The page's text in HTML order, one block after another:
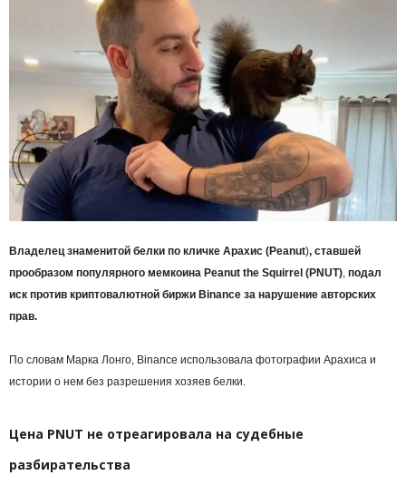
Владелец знаменитой белки по кличке Арахис (Peanut), ставшей
прообразом популярного мемкоина Peanut the Squirrel (PNUT), подал
иск против криптовалютной биржи Binance за нарушение авторских
прав.
По словам Марка Лонго, Binance использовала фотографии Арахиса и
истории о нем без разрешения хозяев белки.
Цена PNUT не отреагировала на судебные
разбирательства